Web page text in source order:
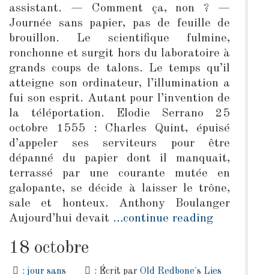
assistant. — Comment ça, non ? —
Journée sans papier, pas de feuille de
brouillon. Le scientifique fulmine,
ronchonne et surgit hors du laboratoire à
grands coups de talons. Le temps qu’il
atteigne son ordinateur, l’illumination a
fui son esprit. Autant pour l’invention de
la téléportation. Elodie Serrano 25
octobre 1555 : Charles Quint, épuisé
d’appeler ses serviteurs pour être
dépanné du papier dont il manquait,
terrassé par une courante mutée en
galopante, se décide à laisser le trône,
sale et honteux. Anthony Boulanger
Aujourd’hui devait …continue reading
18 octobre
:jour sans : Écrit par Old Redbone's Lies